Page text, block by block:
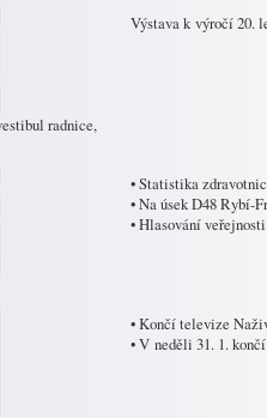
radnice,
Výstava k výročí 20.
• Statistika
• Na úsek D48 Rybí-
• Hlasování
• Končí televize
• V neděli 31. 1.